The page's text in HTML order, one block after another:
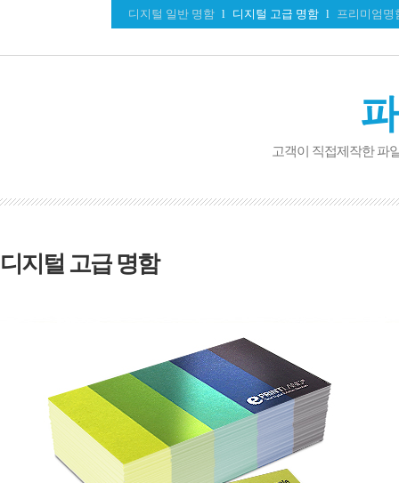
디지털 일반 명함 l 디지털 고급 명함 l 프리미엄명
고객이 직접제작한 파
디지털 고급 명함